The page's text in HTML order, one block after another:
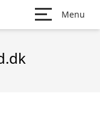
Menu